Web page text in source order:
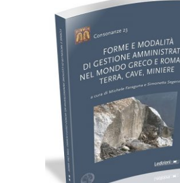
28,00